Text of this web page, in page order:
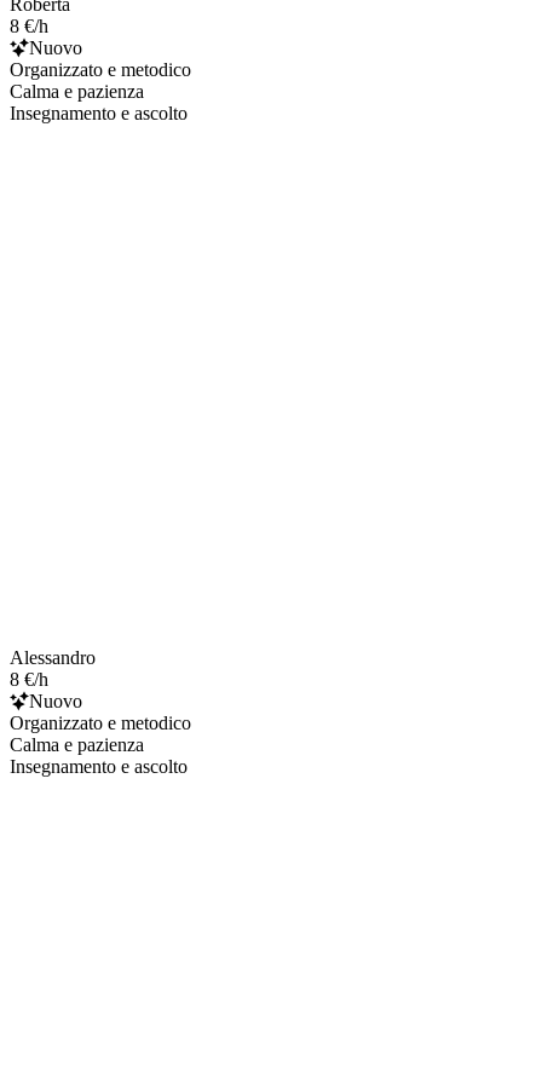
8 €/h
Nuovo
Organizzato e metodico
Calma e pazienza
Insegnamento e ascolto
Alessandro
8 €/h
Nuovo
Organizzato e metodico
Calma e pazienza
Insegnamento e ascolto